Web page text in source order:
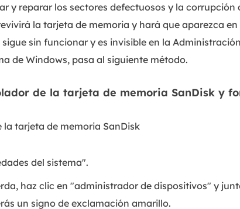
y reparar los sectores defectuosos y la corrupción
la tarjeta de memoria y hará que aparezca
sin funcionar y es invisible en la
de Windows, pasa al siguiente método.
de la tarjeta de memoria SanDisk y
tarjeta de memoria SanDisk
del sistema".
haz clic en "administrador de dispositivos" y
un signo de exclamación amarillo.